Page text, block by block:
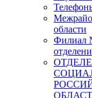
области
Филиал